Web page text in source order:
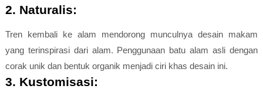
2. Naturalis:
Tren kembali ke alam mendorong munculnya desain makam
yang terinspirasi dari alam. Penggunaan batu alam asli dengan
corak unik dan bentuk organik menjadi ciri khas desain ini.
3. Kustomisasi: